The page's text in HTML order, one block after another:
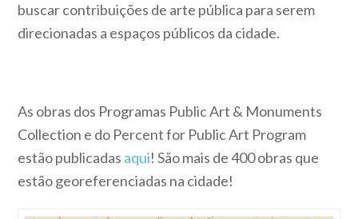
buscar contribuições de arte pública para serem
direcionadas a espaços públicos da cidade.
As obras dos Programas Public Art & Monuments
Collection e do Percent for Public Art Program
estão publicadas aqui! São mais de 400 obras que
estão georeferenciadas na cidade!